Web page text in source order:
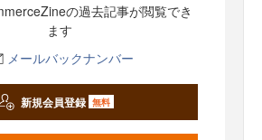
の過去記事が閲覧でき
ます
メールバックナンバー
新規会員登録 無料